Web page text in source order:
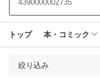
トップ 本・コミック
絞り込み